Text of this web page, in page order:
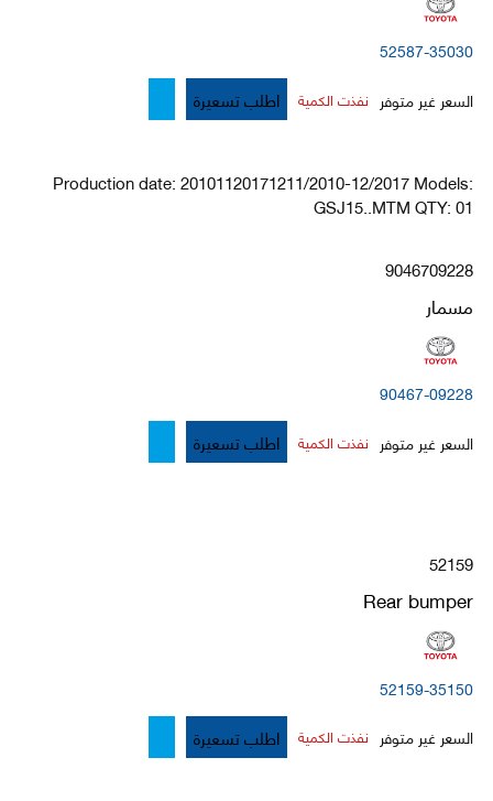
52587-35030
السعر غير متوفر نفذت الكمية اطلب تسعيرة
Production date: 20101120171211/2010-12/2017 Models:
GSJ15..MTM QTY: 01
9046709228
مسمار
90467-09228
السعر غير متوفر نفذت الكمية اطلب تسعيرة
52159
Rear bumper
52159-35150
السعر غير متوفر نفذت الكمية اطلب تسعيرة